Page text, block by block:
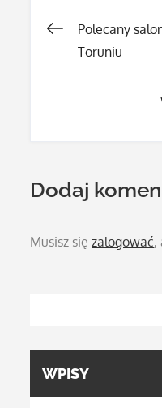
Polecany
Toruniu
Dodaj
Musisz sięzalogować,
WPISY